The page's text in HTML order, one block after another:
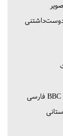
دوست‌داشتنی